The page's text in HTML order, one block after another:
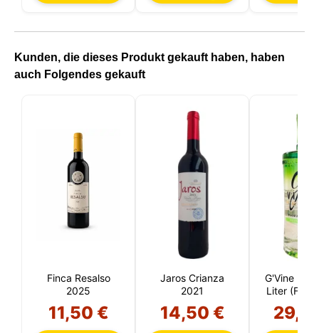
Kunden, die dieses Produkt gekauft haben, haben
auch Folgendes gekauft
Finca Resalso
2025
11,50 €
Jaros Crianza
2021
14,50 €
G'Vine
Liter